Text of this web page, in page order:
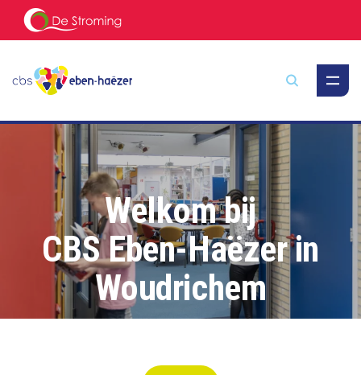
Zoeken
Welkom bij
CBS Eben-Haëzer in
Woudrichem